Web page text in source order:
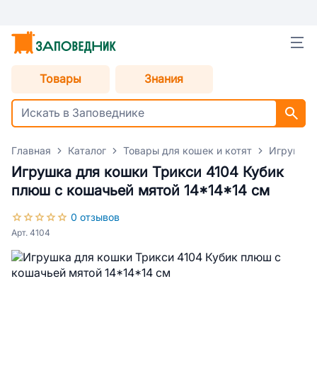
Товары Знания
Главная Каталог Товары для кошек и котят Игрушки
Игрушка для кошки Трикси 4104 Кубик
плюш с кошачьей мятой 14*14*14 см
0 отзывов
Арт. 4104